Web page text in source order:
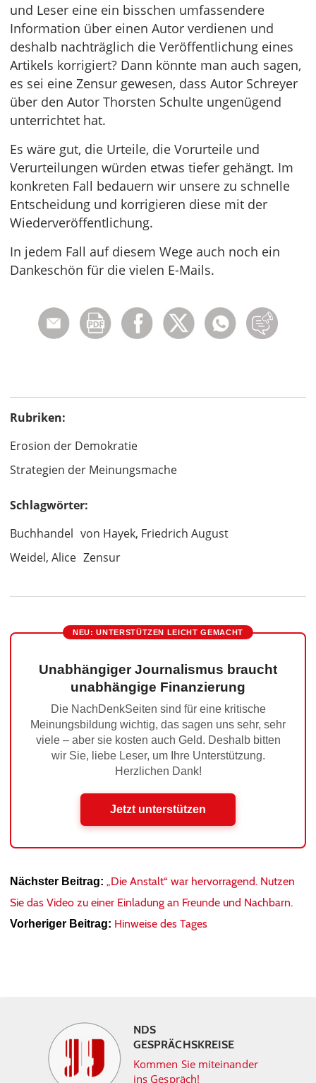
und Leser eine ein bisschen umfassendere
Information über einen Autor verdienen und
deshalb nachträglich die Veröffentlichung eines
Artikels korrigiert? Dann könnte man auch sagen,
es sei eine Zensur gewesen, dass Autor Schreyer
über den Autor Thorsten Schulte ungenügend
unterrichtet hat.
Es wäre gut, die Urteile, die Vorurteile und
Verurteilungen würden etwas tiefer gehängt. Im
konkreten Fall bedauern wir unsere zu schnelle
Entscheidung und korrigieren diese mit der
Wiederveröffentlichung.
In jedem Fall auf diesem Wege auch noch ein
Dankeschön für die vielen E-Mails.
Rubriken:
Erosion der Demokratie
Strategien der Meinungsmache
Schlagwörter:
Buchhandel von Hayek, Friedrich August
Weidel, Alice Zensur
NEU: UNTERSTÜTZEN LEICHT GEMACHT
Unabhängiger Journalismus braucht
unabhängige Finanzierung
Die NachDenkSeiten sind für eine kritische
Meinungsbildung wichtig, das sagen uns sehr, sehr
viele – aber sie kosten auch Geld. Deshalb bitten
wir Sie, liebe Leser, um Ihre Unterstützung.
Herzlichen Dank!
Jetzt unterstützen
Nächster Beitrag: „Die Anstalt“ war hervorragend. Nutzen
Sie das Video zu einer Einladung an Freunde und Nachbarn.
Vorheriger Beitrag: Hinweise des Tages
NDS
GESPRÄCHSKREISE
Kommen Sie miteinander
ins Gespräch!